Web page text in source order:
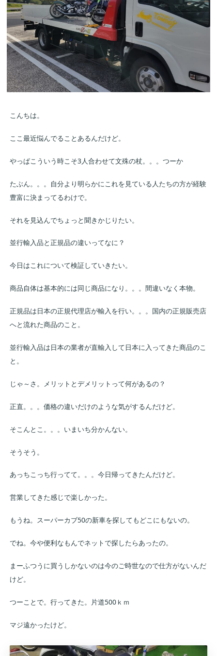
こんちは。
ここ最近悩んでることあるんだけど。
やっぱこういう時こそ3人合わせて文殊の杖。。。つーか
たぶん。。。自分より明らかにこれを見ている人たちの方が経験
豊富に決まってるわけで。
それを見込んでちょっと聞きかじりたい。
並行輸入品と正規品の違いってなに？
今日はこれについて検証していきたい。
商品自体は基本的には同じ商品になり。。。間違いなく本物。
正規品は日本の正規代理店が輸入を行い。。。国内の正規販売店
へと流れた商品のこと。
並行輸入品は日本の業者が直輸入して日本に入ってきた商品のこ
と。
じゃ～さ。メリットとデメリットって何があるの？
正直。。。価格の違いだけのような気がするんだけど。
そこんとこ。。。いまいち分かんない。
そうそう。
あっちこっち行ってて。。。今日帰ってきたんだけど。
営業してきた感じで楽しかった。
もうね。スーパーカブ50の新車を探してもどこにもないの。
でね。今や便利なもんでネットで探したらあったの。
まーふつうに買うしかないのは今のご時世なので仕方がないんだ
けど。
つーことで。行ってきた。片道500ｋｍ
マジ遠かったけど。